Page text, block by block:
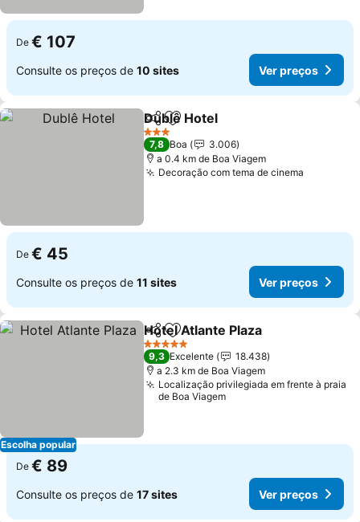
De € 107
Consulte os preços de 10 sites Ver preços
PartilharAdicionar aos favoritos
Dublê Hotel
3 Estrelas
7,8 Boa
3.006
a 0.4 km de Boa Viagem
Decoração com tema de cinema
De € 45
Consulte os preços de 11 sites Ver preços
Escolha popular
PartilharAdicionar aos favoritos
Hotel Atlante Plaza
5 Estrelas
9,3 Excelente
18.438
a 2.3 km de Boa Viagem
Localização privilegiada em frente à praia
de Boa Viagem
De € 89
Consulte os preços de 17 sites Ver preços